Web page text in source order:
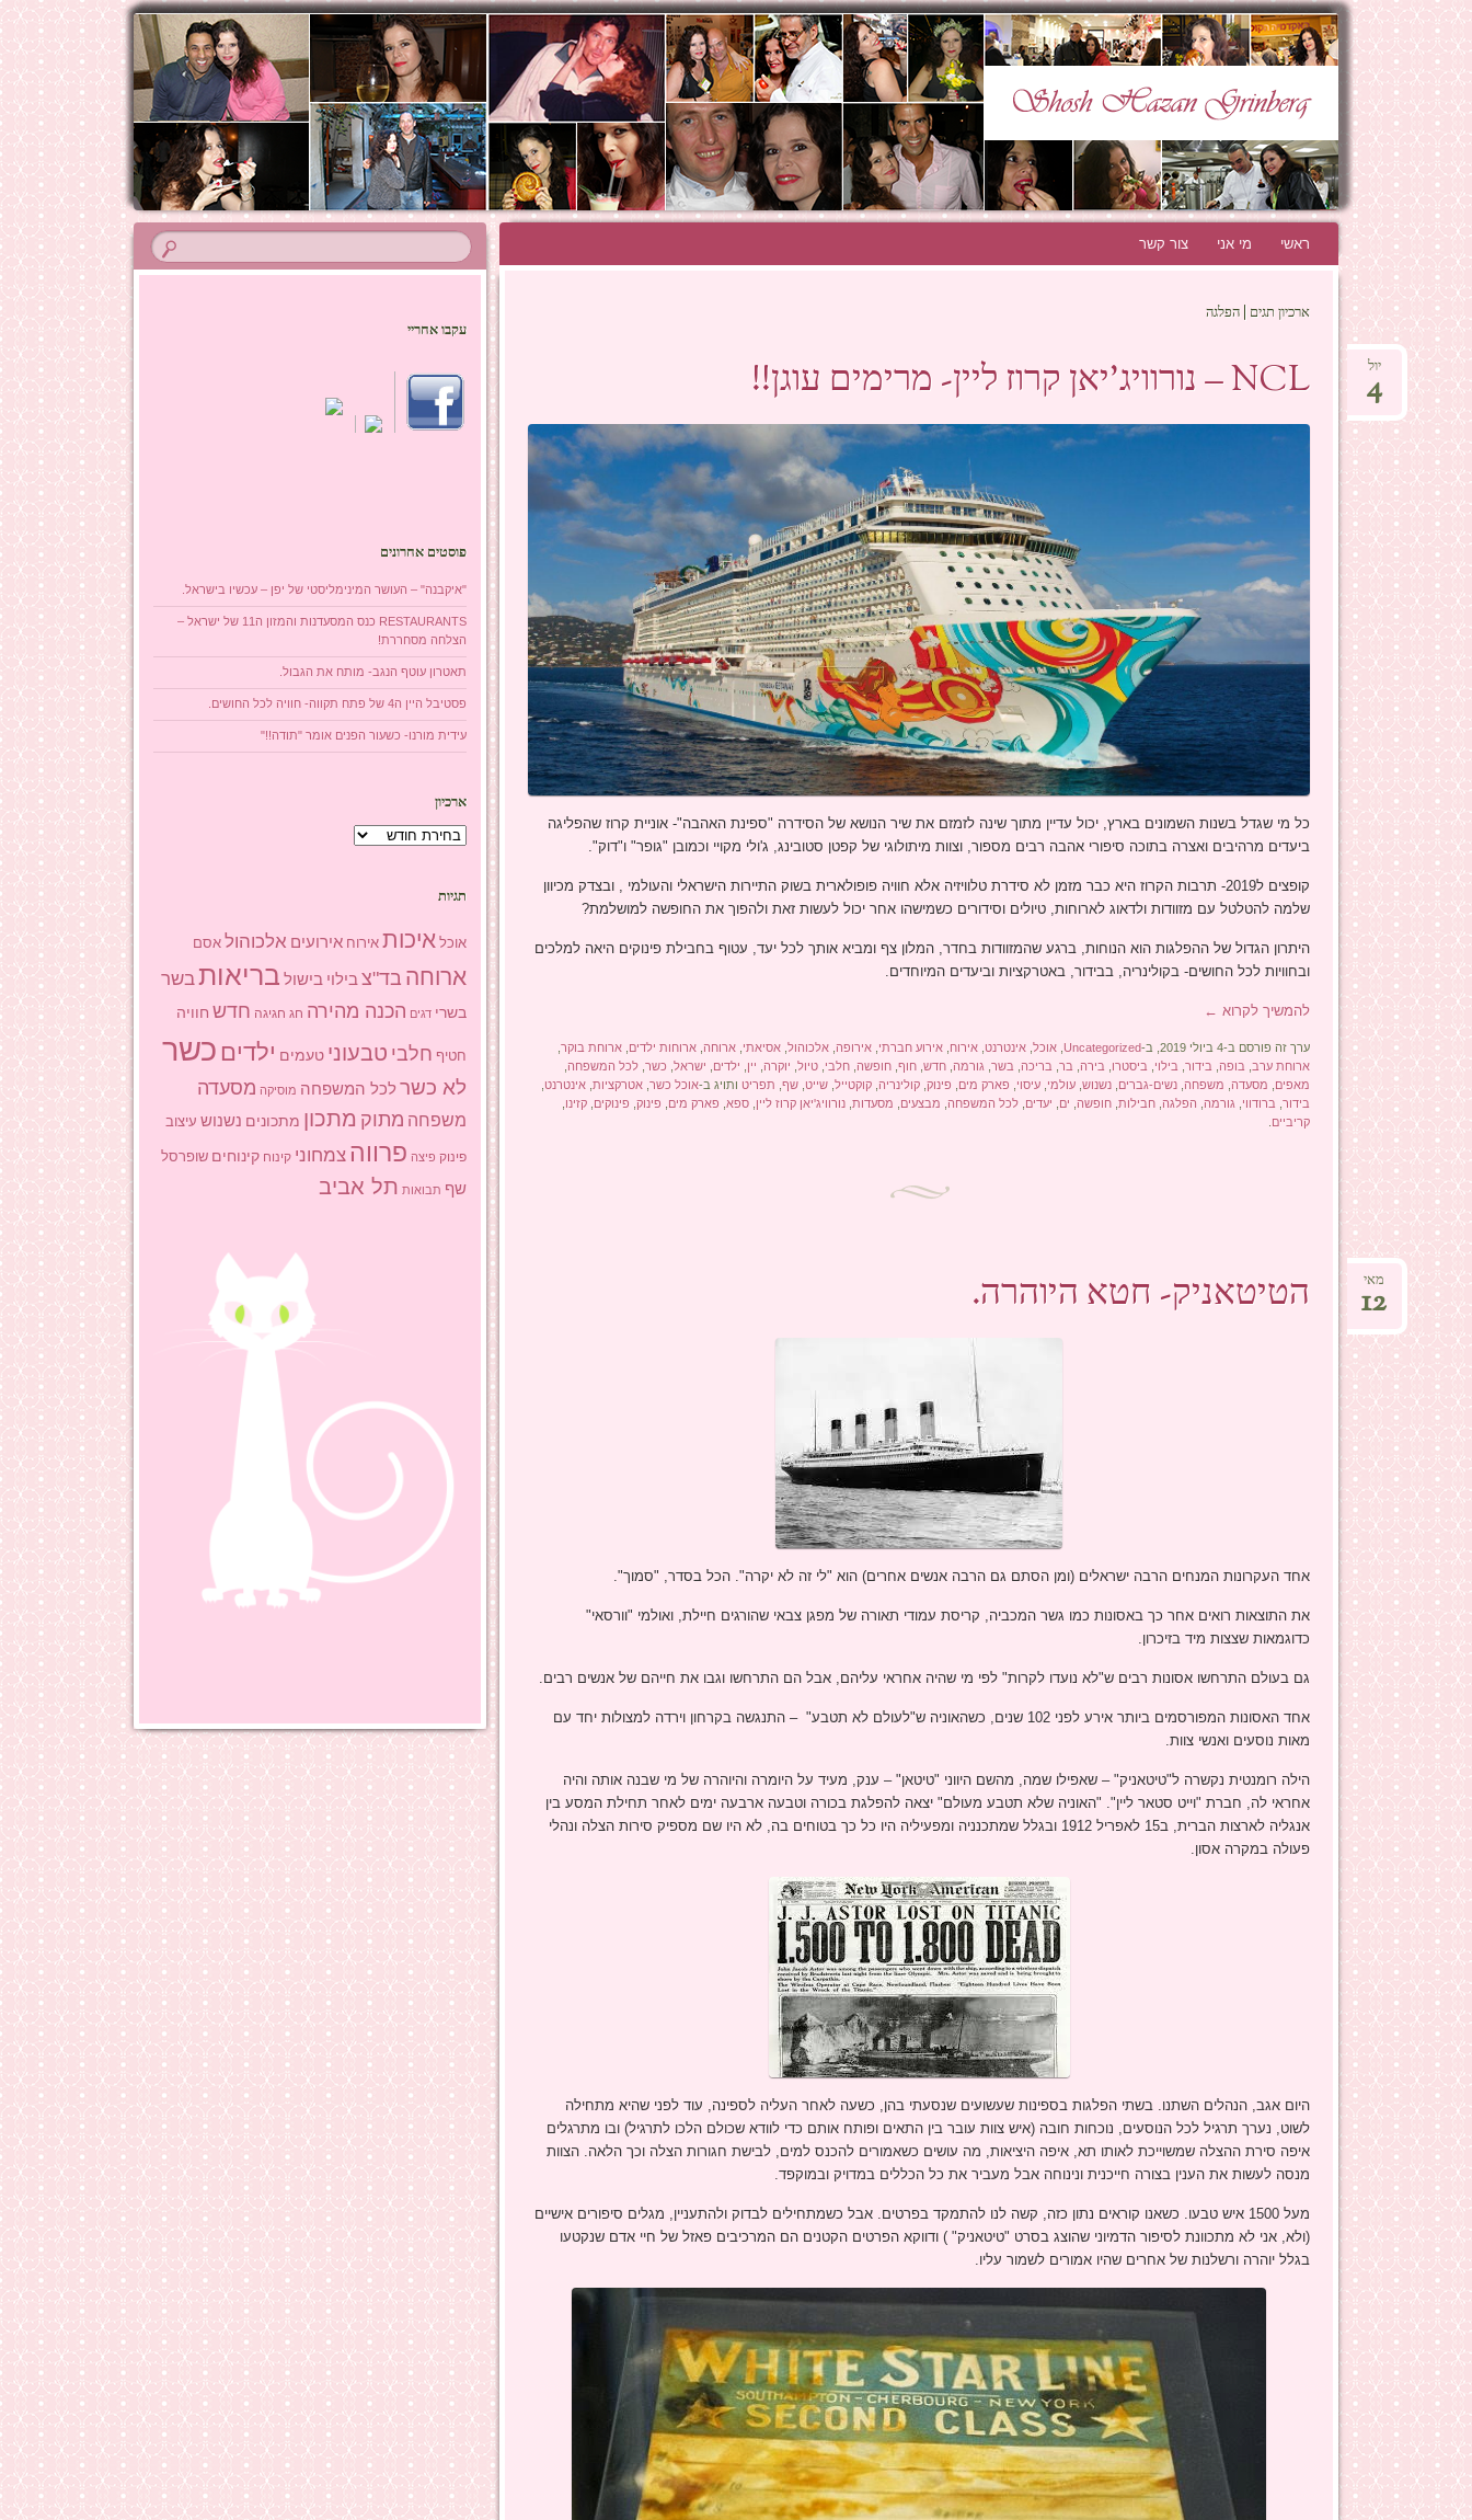
SHOSH HAZAN GRINBERG
THE BEST BLOG EVER!
לדלג לתוכן
ראשי מי אני צור קשר
ארכיון תגים | הפלגה
NCL – נורוויג'יאן קרוז ליין- מרימים עוגן!! יול
4
כל מי שגדל בשנות השמונים בארץ, יכול עדיין מתוך שינה לזמזם את שיר הנושא של הסידרה "ספינת האהבה"- אוניית קרוז שהפליגה
ביעדים מרהיבים ואצרה בתוכה סיפורי אהבה רבים מספור, וצוות מיתולוגי של קפטן סטובינג, ג'ולי מקויי וכמובן "גופר" ו"דוק".
קופצים ל2019- תרבות הקרוז היא כבר מזמן לא סידרת טלוויזיה אלא חוויה פופולארית בשוק התיירות הישראלי והעולמי , ובצדק מכיוון
שלמה להטלטל עם מזוודות ולדאוג לארוחות, טיולים וסידורים כשמישהו אחר יכול לעשות זאת ולהפוך את החופשה למושלמת?
היתרון הגדול של ההפלגות הוא הנוחות, ברגע שהמזוודות בחדר, המלון צף ומביא אותך לכל יעד, עטוף בחבילת פינוקים היאה למלכים
ובחוויות לכל החושים- בקולינריה, בבידור, באטרקציות וביעדים המיוחדים.
להמשיך לקרוא ←
ערך זה פורסם ב-4 ביולי 2019, ב- Uncategorized אוכל, אינטרנט אירוח אירוע חברתי אירופה, אלכוהול, אסיאתי ארוחה, ארוחות ילדים ארוחת בוקר,
ארוחת ערב, בופה, בידור, בילוי ביסטרו בירה, בר, בריכה, בשר, גורמה, חדש, חוף, חופשה, חלבי טיול, יוקרה, יין ילדים ישראל, כשר, לכל המשפחה,
מאפים
מסעדה, משפחה, נשים-גברים נשנוש, עולמי עיסוי פארק מים פינוק, קולינריה, קוקטייל, שייט שף, תפריט ותויג ב-אוכל כשר, אטרקציות, אינטרנט
בידור, ברודווי גורמה, הפלגה, חבילות, חופשה, ים יעדים לכל המשפחה, מבצעים מסעדות, נורוויג'יאן קרוז ליין ספא, פארק מים פינוק, פינוקים קזינו
קריביים
הטיטאניק- חטא היוהרה. מאי
12
אחד העקרונות המנחים הרבה ישראלים (ומן הסתם גם הרבה אנשים אחרים) הוא "לי זה לא יקרה". הכל בסדר, "סמוך".
את התוצאות רואים אחר כך באסונות כמו גשר המכביה, קריסת עמודי תאורה של מפגן צבאי שהורגים חיילת, ואולמי "וורסאי"
כדוגמאות שצצות מיד בזיכרון.
גם בעולם התרחשו אסונות רבים ש"לא נועדו לקרות" לפי מי שהיה אחראי עליהם, אבל הם התרחשו וגבו את חייהם של אנשים רבים.
אחד האסונות המפורסמים ביותר אירע לפני 102 שנים, כשהאוניה ש"לעולם לא תטבע" – התנגשה בקרחון וירדה למצולות יחד עם
מאות נוסעים ואנשי צוות.
הילה רומנטית נקשרה ל"טיטאניק" – שאפילו שמה, מהשם היווני "טיטאן" – ענק, מעיד על היומרה והיוהרה של מי שבנה אותה והיה
אחראי לה, חברת "וייט סטאר ליין". "האוניה שלא תטבע מעולם" יצאה להפלגת בכורה וטבעה ארבעה ימים לאחר תחילת המסע בין
אנגליה לארצות הברית, ב15 לאפריל 1912 ובגלל שמתכנניה ומפעיליה היו כל כך בטוחים בה, לא היו שם מספיק סירות הצלה ונהלי
פעולה במקרה אסון.
היום אגב, הנהלים השתנו. בשתי הפלגות בספינות שעשועים שנסעתי בהן, כשעה לאחר העליה לספינה, עוד לפני שהיא מתחילה
לשוט, נערך תרגיל לכל הנוסעים, נוכחות חובה (איש צוות עובר בין התאים ופותח אותם כדי לוודא שכולם הלכו לתרגיל) ובו מתרגלים
איפה סירת ההצלה שמשוייכת לאותו תא, איפה היציאות, מה עושים כשאמורים להכנס למים, לבישת חגורות הצלה וכך הלאה. הצוות
מנסה לעשות את הענין בצורה חייכנית ונינוחה אבל מעביר את כל הכללים במדויק ובמוקפד.
מעל 1500 איש טבעו. כשאנו קוראים נתון כזה, קשה לנו להתמקד בפרטים. אבל כשמתחילים לבדוק ולהתעניין, מגלים סיפורים אישיים
(ולא, אני לא מתכוונת לסיפור הדמיוני שהוצג בסרט "טיטאניק" ) ודווקא הפרטים הקטנים הם המרכיבים פאזל של חיי אדם שנקטעו
בגלל יוהרה ורשלנות של אחרים שהיו אמורים לשמור עליו.
עקבו אחריי
פוסטים אחרונים
"איקבנה" – העושר המינימליסטי של יפן – עכשיו בישראל.
RESTAURANTS כנס המסעדנות והמזון ה11 של ישראל –
הצלחה מסחררת!
תאטרון עוטף הנגב- מותח את הגבול.
פסטיבל היין ה4 של פתח תקווה- חוויה לכל החושים.
עידית מורנו- כשעור הפנים אומר "תודה!!"
ארכיון
ארכיון
תגיות
אוכל איכות אירוח אירועים אלכוהול אסם
ארוחה בד"צ בילוי בישול בריאותבשר
בשרי דגים הכנה מהירה חג חגיגה חדש חוויה
חטיף חלבי טבעוני טעמים ילדים כשר
לא כשר לכל המשפחה מוסיקה מסעדה
משפחה מתוק מתכון מתכונים נשנוש עיצוב
פינוק פיצה פרווה צמחוני קינוח קינוחים שופרסל
שף תבואות תל אביב